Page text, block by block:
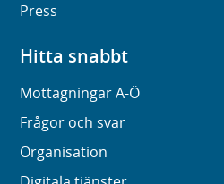
Press
Hitta snabbt
Mottagningar A-Ö
Frågor och svar
Organisation